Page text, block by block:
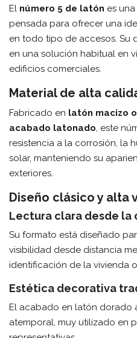
El número 5 de latón es
pensada para ofrecer una
en todo tipo de accesos. Su
en una solución habitual en
edificios comerciales.
Material de alta
Fabricado en latón macizo
acabado latonado, este
resistencia a la corrosión, la
solar, manteniendo su
exteriores.
Diseño clásico y alta
Lectura clara desde la
Su formato está diseñado
visibilidad desde distancia
identificación de la vivienda
Estética decorativa
El acabado en latón dorado
atemporal, muy utilizado en